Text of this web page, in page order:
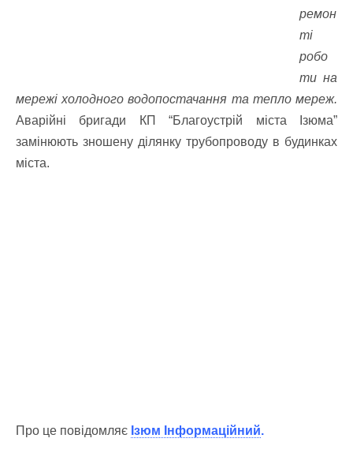
ремон
ті
робо
ти на
мережі холодного водопостачання та тепло мереж.
Аварійні бригади КП “Благоустрій міста Ізюма”
замінюють зношену ділянку трубопроводу в будинках
міста.
Про це повідомляє Ізюм Інформаційний.